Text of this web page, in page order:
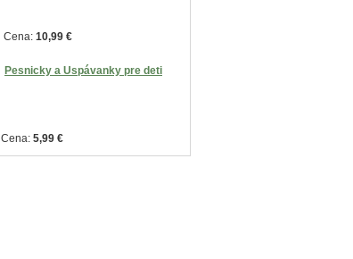
Cena: 10,99 €
Pesnicky a Uspávanky pre deti
Cena: 5,99 €